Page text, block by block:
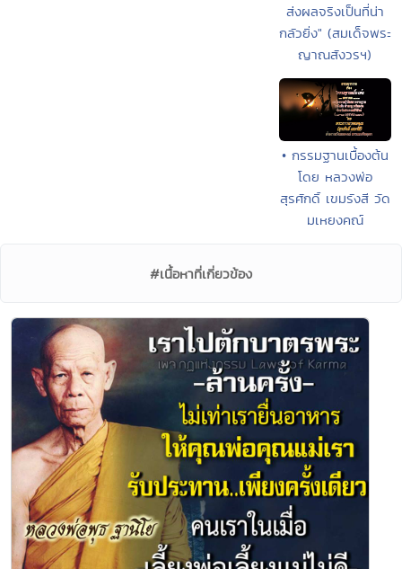
ส่งผลจริงเป็นที่น่า
กลัวยิ่ง" (สมเด็จพระ
ญาณสังวรฯ)
• กรรมฐานเบื้องต้น
โดย หลวงพ่อ
สุรศักดิ์ เขมรังสี วัด
มเหยงคณ์
#เนื้อหาที่เกี่ยวข้อง